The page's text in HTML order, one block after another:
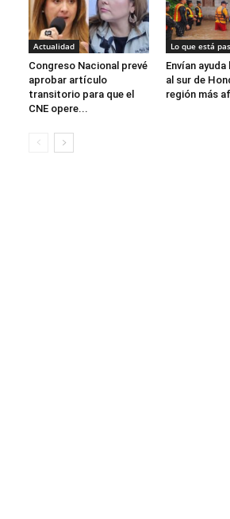
Actualidad
Congreso Nacional prevé
aprobar artículo
transitorio para que el
CNE opere...
Lo que está
Envían
al sur de
región más